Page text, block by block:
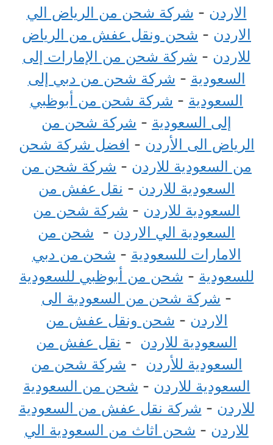
الاردن - شركة شحن من الرياض الي
الاردن - شحن ونقل عفش من الرياض
للاردن - شركة شحن من الإمارات إلى
السعودية - شركة شحن من دبي إلى
السعودية - شركة شحن من أبوظبي
إلى السعودية - شركة شحن من
الرياض الى الأردن - افضل شركة شحن
من السعودية للاردن - شركة شحن من
السعودية للاردن - نقل عفش من
السعودية للاردن - شركة شحن من
السعودية الي الاردن - شحن من
الامارات للسعودية - شحن من دبي
للسعودية - شحن من أبوظبي للسعودية
- شركة شحن من السعودية الى
الاردن - شحن ونقل عفش من
السعودية للاردن - نقل عفش من
السعودية للأردن - شركة شحن من
السعودية للاردن - شحن من السعودية
للاردن - شركة نقل عفش من السعودية
للاردن - شحن اثاث من السعودية الي